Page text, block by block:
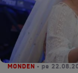
MONDEN • pe